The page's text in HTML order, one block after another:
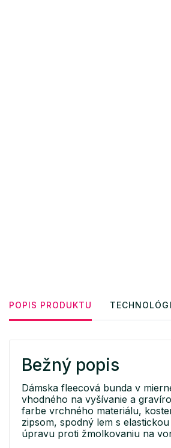
POPIS PRODUKTU
Bežný popis
Dámska fleecová bunda v
vhodného na vyšívanie a
farbe vrchného materiálu,
zipsom, spodný lem s
úpravu proti žmolkovaniu na